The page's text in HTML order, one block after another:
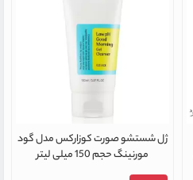
ژل شستشو صورت کوزارکس مدل گود
مورنینگ حجم 150 میلی لیتر